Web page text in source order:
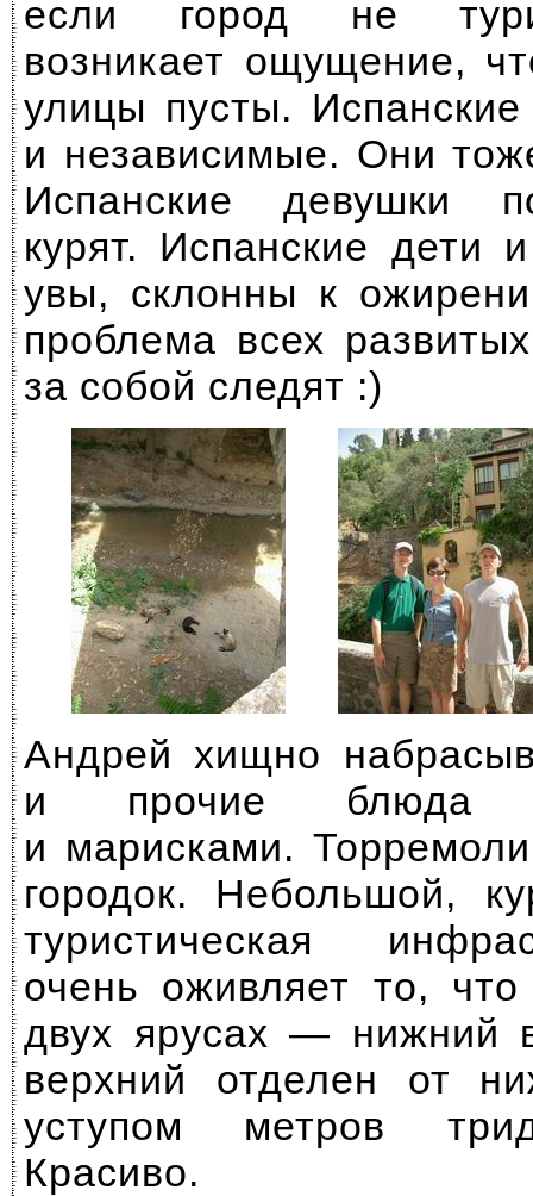
если город не
возникает ощущение,
улицы пусты.
и независимые. Они
Испанские девушки
курят. Испанские дети
увы, склонны к
проблема всех
за собой следят :)
Андрей хищно
и прочие блюда
и марисками.
городок. Небольшой,
туристическая
очень оживляет то,
двух ярусах — нижний
верхний отделен от
уступом метров
Красиво.